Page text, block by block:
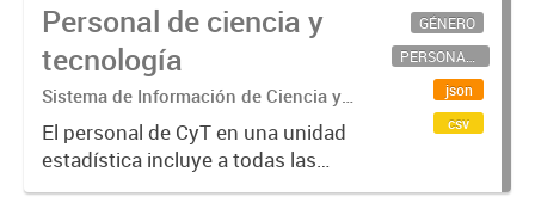
Personal de ciencia y
tecnología
Sistema de Información de Ciencia y
Tecnología Argentino (SICYTAR)
El personal de CyT en una unidad
estadística incluye a todas las
personas involucradas
GÉNERO
PERSONAL CIENTÍFICO-TECNOLÓGICO
json
csv